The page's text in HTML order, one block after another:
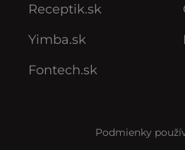
Receptik.sk
Yimba.sk
Fontech.sk
Podmienky